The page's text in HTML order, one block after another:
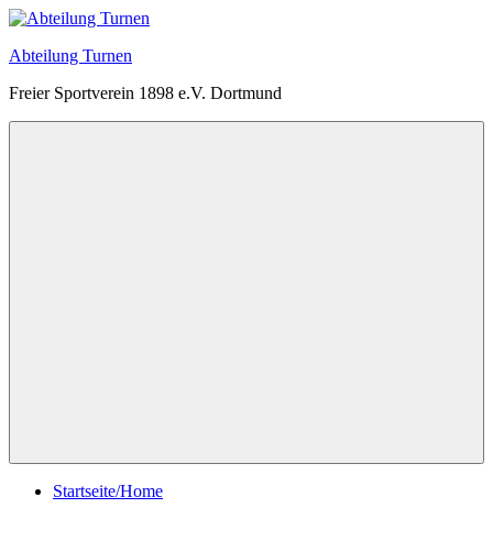
Zum
springen
Abteilung Turnen
Freier Sportverein 1898 e.V. Dortmund
Startseite/Home